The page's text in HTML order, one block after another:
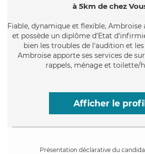
à 5km de chez
Fiable, dynamique et flexible, Ambroise
et possède un diplôme d'Etat
bien les troubles de l'audition et
Ambroise apporte ses services de
rappels, ménage et toilette/
Afficher le profil
Présentation déclarative du